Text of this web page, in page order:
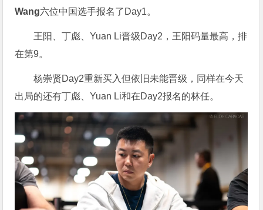
Wang六位中国选手报名了Day1。
王阳、丁彪、Yuan Li晋级Day2，王阳码量最高，排
在第9。
杨崇贤Day2重新买入但依旧未能晋级，同样在今天
出局的还有丁彪、Yuan Li和在Day2报名的林任。